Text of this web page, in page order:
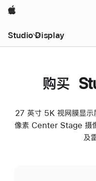
Apple
Studio Display
购买
27 英寸 5K 视网膜显示
像素 Center Stage 摄像
及